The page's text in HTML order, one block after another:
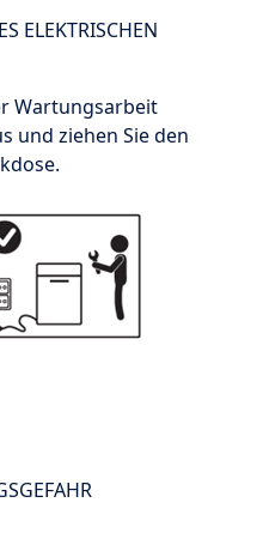
ELEKTRISCHEN
Wartungsarbeit
und ziehen Sie den